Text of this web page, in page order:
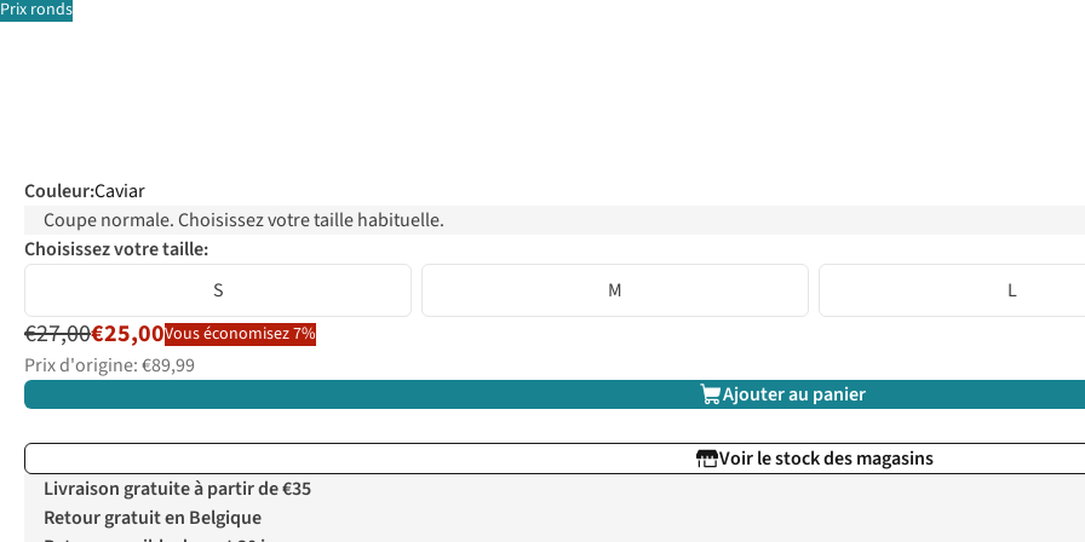
Prix ronds
Couleur:Caviar
Coupe normale. Choisissez votre taille habituelle.
Choisissez votre taille:
S
M L
€27,00€25,00Vous économisez 7%
Prix d'origine: €89,99
Ajouter au panier
Voir le stock des magasins
Livraison gratuite à partir de €35
Retour gratuit en Belgique